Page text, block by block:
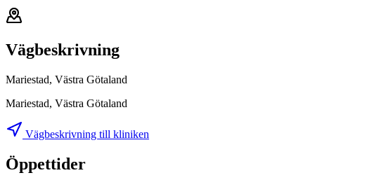
Vägbeskrivning
Mariestad, Västra Götaland
Mariestad, Västra Götaland
Vägbeskrivning till kliniken
Öppettider